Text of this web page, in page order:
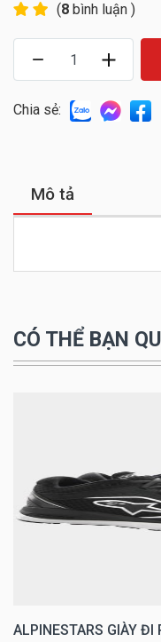
(8 bình luận )
Chia sẻ:
Mô tả
CÓ THỂ BẠN
ALPINESTARS GIÀY ĐI